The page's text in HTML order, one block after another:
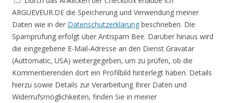
ARGUEVEUR.DE die Speicherung und Verwendung meiner
Daten wie in der Datenschutzerklärung beschrieben. Die
Spamprüfung erfolgt über Antispam Bee. Darüber hinaus wird
die eingegebene E-Mail-Adresse an den Dienst Gravatar
(Auttomatic, USA) weitergegeben, um zu prüfen, ob die
Kommentierenden dort ein Profilbild hinterlegt haben. Details
hierzu sowie Details zur Verarbeitung Ihrer Daten und
Widerrufsmöglichkeiten, finden Sie in meiner